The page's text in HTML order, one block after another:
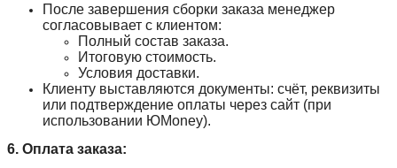
После завершения сборки заказа менеджер
согласовывает с клиентом:
Полный состав заказа.
Итоговую стоимость.
Условия доставки.
Клиенту выставляются документы: счёт, реквизиты
или подтверждение оплаты через сайт (при
использовании ЮMoney).
6. Оплата заказа: